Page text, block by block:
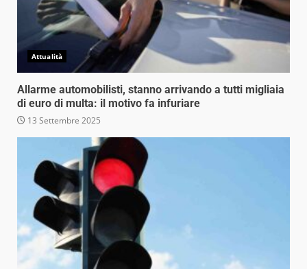
Attualità
Allarme automobilisti, stanno arrivando a tutti migliaia
di euro di multa: il motivo fa infuriare
13 Settembre 2025